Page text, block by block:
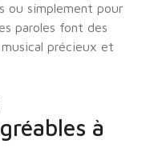
ou simplement pour
paroles font des
précieux et
à